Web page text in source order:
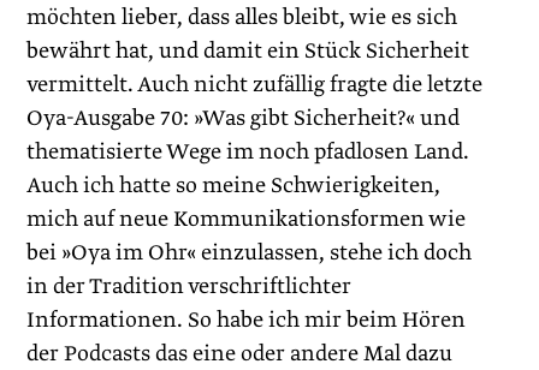
möchten lieber, dass alles bleibt, wie es sich
bewährt hat, und damit ein Stück Sicherheit
vermittelt. Auch nicht zufällig fragte die letzte
Oya-Ausgabe 70: »Was gibt Sicherheit?« und
thematisierte Wege im noch pfadlosen Land.
Auch ich hatte so meine Schwierigkeiten,
mich auf neue Kommunikationsformen wie
bei »Oya im Ohr« einzulassen, stehe ich doch
in der Tradition verschriftlichter
Informationen. So habe ich mir beim Hören
der Podcasts das eine oder andere Mal dazu